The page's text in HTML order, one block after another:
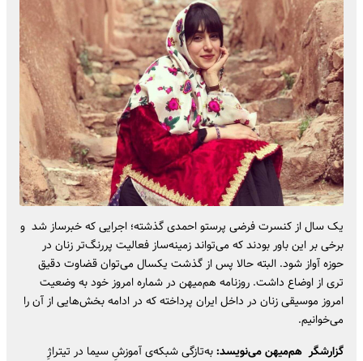
یک سال از کنسرت فرضی پرستو احمدی گذشته؛ اجرایی که خبرساز شد و
برخی بر این باور بودند که می‌تواند زمینه‌ساز فعالیت پررنگ‌تر زنان در
حوزه آواز شود. البته حالا پس از گذشت یکسال می‌توان قضاوت دقیق
تری از اوضاع داشت. روزنامه هم‌میهن در شماره امروز خود به وضعیت
امروز موسیقی زنان در داخل ایران پرداخته که در ادامه بخش‌هایی از آن را
می‌خوانیم.
گزارشگر هم‌میهن می‌نویسد:به‌تازگی شبکه‌ی آموزشِ سیما در تیتراژِ